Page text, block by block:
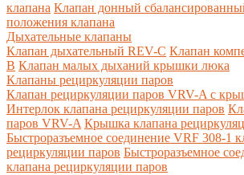
клапана Клапан донный
положения клапана
Дыхательные клапаны
Клапан дыхательный REV-C Клапан
B Клапан малых дыханий крышки люка
Клапаны рециркуляции паров
Клапан рециркуляции паров VRV-A с
Интерлок клапана рециркуляции паров
паров VRV-A Крышка клапана
Быстроразъемное соединение VRF 308-1
рециркуляции паров Быстроразъемное
клапана рециркуляции паров